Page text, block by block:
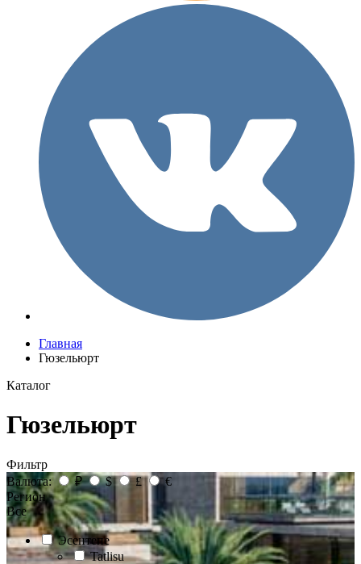
Главная
Гюзельюрт
Каталог
Гюзельюрт
Фильтр
Валюта:
₽ $ £
€
Регион
Все
Эсентепе
Tatlisu